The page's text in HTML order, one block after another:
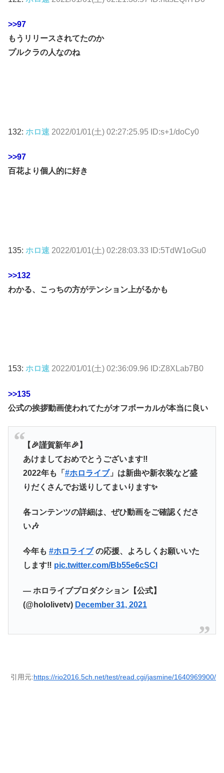
>>97
もうリリースされてたのか
プルクラの人なのね
132: ホロ速 2022/01/01(土) 02:27:25.95 ID:s+1/doCy0
>>97
百花より個人的に好き
135: ホロ速 2022/01/01(土) 02:28:03.33 ID:5TdW1oGu0
>>132
わかる、こっちの方がテンション上がるかも
153: ホロ速 2022/01/01(土) 02:36:09.96 ID:Z8XLab7B0
>>135
公式の挨拶動画使われてたがオフボーカルが本当に良い
【🎉謹賀新年🎉】
あけましておめでとうございます‼
2022年も「 #ホロライブ」は新曲や新衣装など盛
りだくさんでお送りしてまいります✨
各コンテンツの詳細は、ぜひ動画をご確認くださ
い🎶
今年も #ホロライブの応援、よろしくお願いいた
します‼ pic.twitter.com/Bb55e6cSCI
— ホロライブプロダクション【公式】
(@hololivetv) December 31, 2021
引用元:https://rio2016.5ch.net/test/read.cgi/jasmine/1640969900/